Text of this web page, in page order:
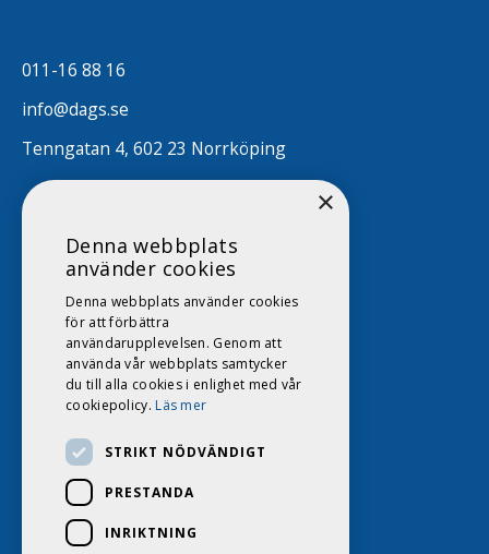
011-16 88 16
info@dags.se
Tenngatan 4, 602 23 Norrköping
×
Denna webbplats
använder cookies
Denna webbplats använder cookies
för att förbättra
användarupplevelsen. Genom att
använda vår webbplats samtycker
du till alla cookies i enlighet med vår
cookiepolicy. Läs mer
STRIKT NÖDVÄNDIGT
PRESTANDA
INRIKTNING